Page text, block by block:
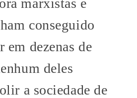
marxistas e
conseguido
em dezenas de
deles
a sociedade de